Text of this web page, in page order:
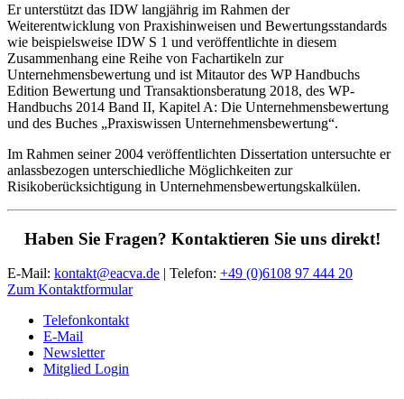
Er unterstützt das IDW langjährig im Rahmen der
Weiterentwicklung von Praxishinweisen und Bewertungsstandards
wie beispielsweise IDW S 1 und veröffentlichte in diesem
Zusammenhang eine Reihe von Fachartikeln zur
Unternehmensbewertung und ist Mitautor des WP Handbuchs
Edition Bewertung und Transaktionsberatung 2018, des WP-
Handbuchs 2014 Band II, Kapitel A: Die Unternehmensbewertung
und des Buches „Praxiswissen Unternehmensbewertung“.
Im Rahmen seiner 2004 veröffentlichten Dissertation untersuchte er
anlassbezogen unterschiedliche Möglichkeiten zur
Risikoberücksichtigung in Unternehmensbewertungskalkülen.
Haben Sie Fragen? Kontaktieren Sie uns direkt!
E-Mail: kontakt@eacva.de | Telefon: +49 (0)6108 97 444 20
Zum Kontaktformular
Telefonkontakt
E-Mail
Newsletter
Mitglied Login